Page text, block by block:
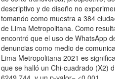
descriptivo y de diseño no
tomando como muestra a 384
de Lima Metropolitana. Como
encontró que el uso de WhatsApp de
denuncias como medio de
Lima Metropolitana 2021 es
que se halló un Chi-cuadrado (X2) de